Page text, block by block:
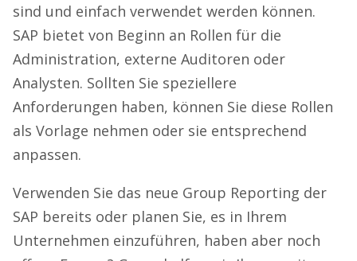
sind und einfach verwendet werden können.
SAP bietet von Beginn an Rollen für die
Administration, externe Auditoren oder
Analysten. Sollten Sie speziellere
Anforderungen haben, können Sie diese Rollen
als Vorlage nehmen oder sie entsprechend
anpassen.
Verwenden Sie das neue Group Reporting der
SAP bereits oder planen Sie, es in Ihrem
Unternehmen einzuführen, haben aber noch